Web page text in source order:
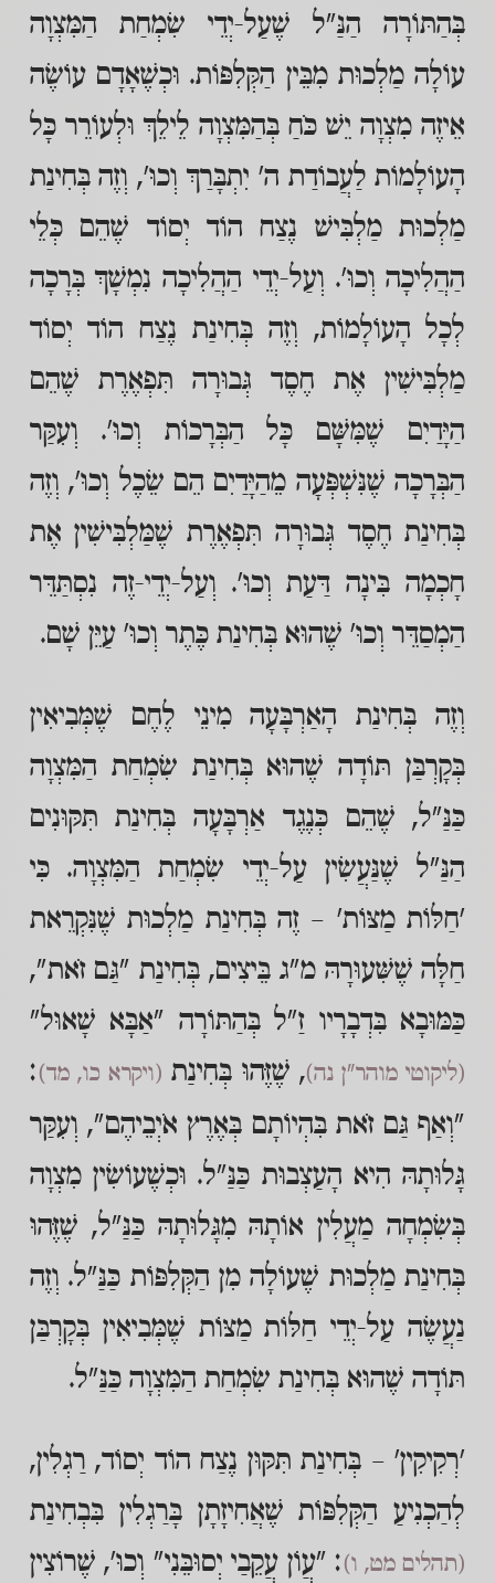
בְּהַתּוֹרָה הַנַּ"ל שֶׁעַל-יְדֵי שִׂמְחַת הַמִּצְוָה
עוֹלָה מַלְכוּת מִבֵּין הַקְּלִפּוֹת. וּכְשֶׁאָדָם עוֹשֶׂה
אֵיזֶה מִצְוָה יֵשׁ כֹּחַ בְּהַמִּצְוָה לֵילֵךְ וּלְעוֹרֵר כָּל
הָעוֹלָמוֹת לַעֲבוֹדַת ה' יִתְבָּרַךְ וְכוּ', וְזֶה בְּחִינַת
מַלְכוּת מַלְבִּישׁ נֶצַח הוֹד יְסוֹד שֶׁהֵם כְּלֵי
הַהֲלִיכָה וְכוּ'. וְעַל-יְדֵי הַהֲלִיכָה נִמְשָׁךְ בְּרָכָה
לְכָל הָעוֹלָמוֹת, וְזֶה בְּחִינַת נֶצַח הוֹד יְסוֹד
מַלְבִּישִׁין אֶת חֶסֶד גְּבוּרָה תִּפְאֶרֶת שֶׁהֵם
הַיָּדַיִם שֶׁמִּשָּׁם כָּל הַבְּרָכוֹת וְכוּ'. וְעִקַּר
הַבְּרָכָה שֶׁנִּשְׁפְּעָה מֵהַיָּדַיִם הֵם שֵׂכֶל וְכוּ', וְזֶה
בְּחִינַת חֶסֶד גְּבוּרָה תִּפְאֶרֶת שֶׁמַּלְבִּישִׁין אֶת
חָכְמָה בִּינָה דַּעַת וְכוּ'. וְעַל-יְדֵי-זֶה נִסְתַּדֵּר
הַמְסַדֵּר וְכוּ' שֶׁהוּא בְּחִינַת כֶּתֶר וְכוּ' עַיֵּן שָׁם.
וְזֶה בְּחִינַת הָאַרְבָּעָה מִינֵי לֶחֶם שֶׁמְּבִיאִין
בְּקָרְבַּן תּוֹדָה שֶׁהוּא בְּחִינַת שִׂמְחַת הַמִּצְוָה
כַּנַּ"ל, שֶׁהֵם כְּנֶגֶד אַרְבָּעָה בְּחִינַת תִּקּוּנִים
הַנַּ"ל שֶׁנַּעֲשִׂין עַל-יְדֵי שִׂמְחַת הַמִּצְוָה. כִּי
'חַלּוֹת מַצּוֹת' – זֶה בְּחִינַת מַלְכוּת שֶׁנִּקְרֵאת
חַלָּה שֶׁשִּׁעוּרָהּ מ"ג בֵּיצִים, בְּחִינַת "גַּם זֹאת",
כַּמּוּבָא בִּדְבָרָיו זַ"ל בְּהַתּוֹרָה "אַבָּא שָׁאוּל"
(ליקוטי מוהר"ן נה), שֶׁזֶּהוּ בְּחִינַת (ויקרא כו, מד):
"וְאַף גַּם זֹאת בִּהְיוֹתָם בְּאֶרֶץ אֹיְבֵיהֶם", וְעִקַּר
גָּלוּתָהּ הִיא הָעַצְבוּת כַּנַּ"ל. וּכְשֶׁעוֹשִׂין מִצְוָה
בְּשִׂמְחָה מַעֲלִין אוֹתָהּ מִגָּלוּתָהּ כַּנַּ"ל, שֶׁזֶּהוּ
בְּחִינַת מַלְכוּת שֶׁעוֹלָה מִן הַקְּלִפּוֹת כַּנַּ"ל. וְזֶה
נַעֲשֶׂה עַל-יְדֵי חַלּוֹת מַצּוֹת שֶׁמְּבִיאִין בְּקָרְבַּן
תּוֹדָה שֶׁהוּא בְּחִינַת שִׂמְחַת הַמִּצְוָה כַּנַּ"ל.
'רְקִיקִין' – בְּחִינַת תִּקּוּן נֶצַח הוֹד יְסוֹד, רַגְלִין,
לְהַכְנִיעַ הַקְּלִפּוֹת שֶׁאֲחִיזָתָן בָּרַגְלִין בִּבְחִינַת
(תהלים מט, ו): "עֲוֹן עֲקֵבַי יְסוּבֵּנִי" וְכוּ', שֶׁרוֹצִין